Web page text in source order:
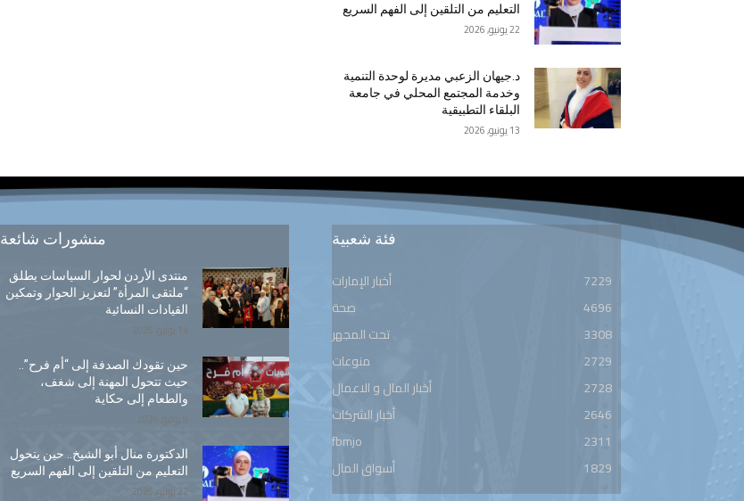
التعليم من التلقين إلى الفهم السريع
22 يونيو, 2026
د.جيهان الزعبي مديرة لوحدة التنمية
وخدمة المجتمع المحلي في جامعة
البلقاء التطبيقية
13 يونيو, 2026
منشورات شائعة
منتدى الأردن لحوار السياسات يطلق
“ملتقى المرأة” لتعزيز الحوار وتمكين
القيادات النسائية
14 يوليو, 2026
حين تقودك الصدفة إلى “أم فرح”..
حيث تتحول المهنة إلى شغف،
والطعام إلى حكاية
9 يوليو, 2026
الدكتورة منال أبو الشيخ.. حين يتحول
التعليم من التلقين إلى الفهم السريع
22 يونيو, 2026
فئة شعبية
أخبار الإمارات
7229
صحة
4696
تحت المجهر
3308
منوعات
2729
أخبار المال و الاعمال
2728
أخبار الشركات
2646
fbmjo
2311
أسواق المال
1829